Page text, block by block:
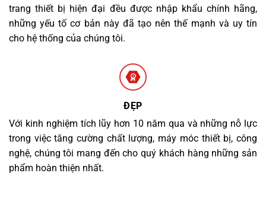
trang thiết bị hiện đại đều được nhập khẩu chính hãng,
những yếu tố cơ bản này đã tạo nên thế mạnh và uy tín
cho hệ thống của chúng tôi.
ĐẸP
Với kinh nghiệm tích lũy hơn 10 năm qua và những nỗ lực
trong việc tăng cường chất lượng, máy móc thiết bị, công
nghệ, chúng tôi mang đến cho quý khách hàng những sản
phẩm hoàn thiện nhất.